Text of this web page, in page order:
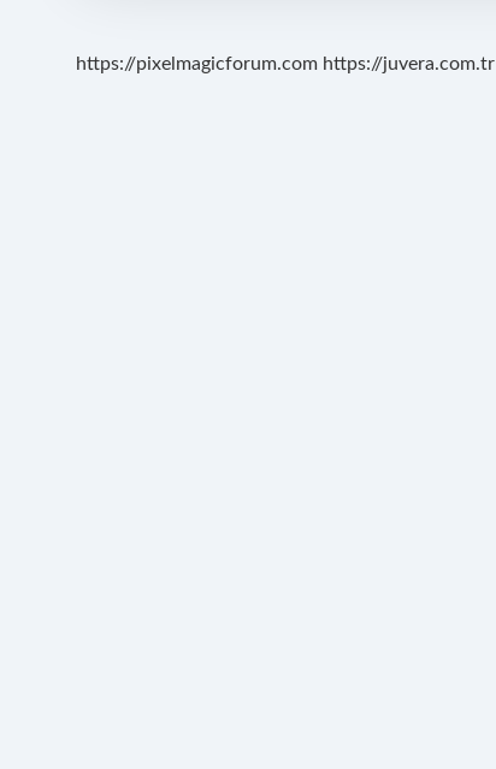
https://pixelmagicforum.com https://juvera.com.tr